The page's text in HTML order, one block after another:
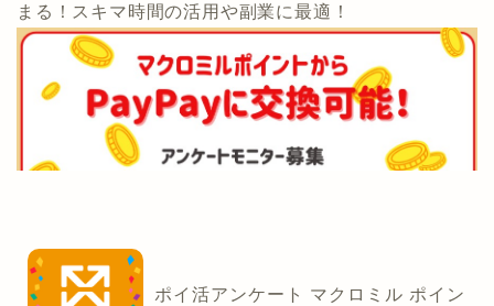
まる！スキマ時間の活用や副業に最適！
ポイ活アンケート マクロミル ポイン